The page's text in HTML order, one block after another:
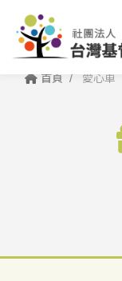
首頁 愛心車